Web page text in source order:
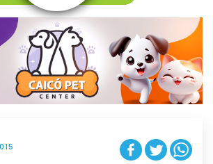
v
g
t
i
o
n